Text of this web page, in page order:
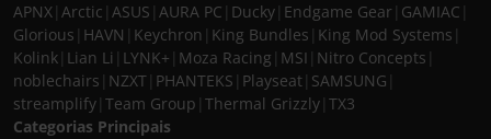
APNX Arctic ASUS AURA PC Ducky Endgame Gear GAMIAC
Glorious HAVN Keychron King Bundles King Mod Systems
Kolink Lian Li LYNK+ Moza Racing MSI Nitro Concepts
noblechairs NZXT PHANTEKS Playseat SAMSUNG
streamplify Team Group Thermal Grizzly TX3
Categorias Principais